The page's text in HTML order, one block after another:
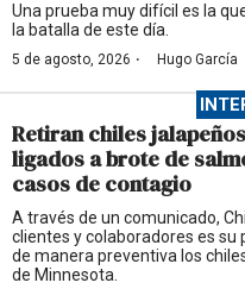
Una prueba muy difícil es la
la batalla de este día.
5 de agosto, 2026 · Hugo García
Retiran chiles
ligados a brote de
casos de contagio
A través de un comunicado,
clientes y colaboradores es
de manera preventiva los
de Minnesota.